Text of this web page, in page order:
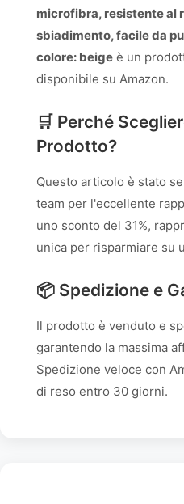
microfibra, resistente al
sbiadimento, facile da
colore: beige è un
disponibile su Amazon.
🛒 Perché
Prodotto?
Questo articolo è stato
team per l'eccellente
uno sconto del 31%,
unica per risparmiare su
📦 Spedizione e
Il prodotto è venduto e
garantendo la massima
Spedizione veloce con
di reso entro 30 giorni.